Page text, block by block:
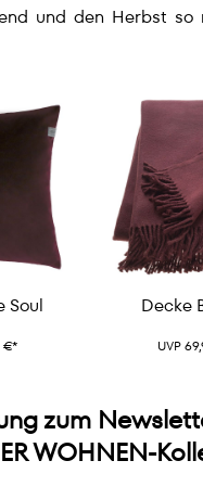
und den Herbst so
Soul
€*
Decke
UVP
zum
WOHNEN-